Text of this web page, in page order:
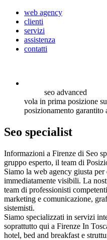
web agency
clienti
servizi
assistenza
contatti
seo advanced
vola in prima posizione
posizionamento garantito
Seo specialist
Informazioni a Firenze di Seo
gruppo esperto, il team di
Siamo la web agency giusta
immediatamente visibili. La
team di professionisti
marketing e comunicazione,
sistemisti.
Siamo specializzati in servizi
soprattutto qui a Firenze In
hotel, bed and breakfast e